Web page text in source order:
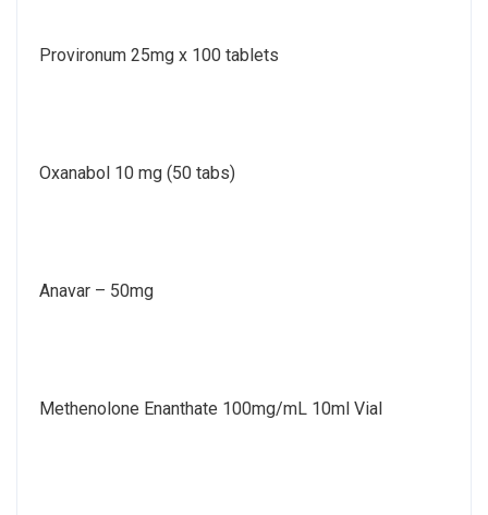
Provironum 25mg x 100 tablets
Oxanabol 10 mg (50 tabs)
Anavar – 50mg
Methenolone Enanthate 100mg/mL 10ml Vial